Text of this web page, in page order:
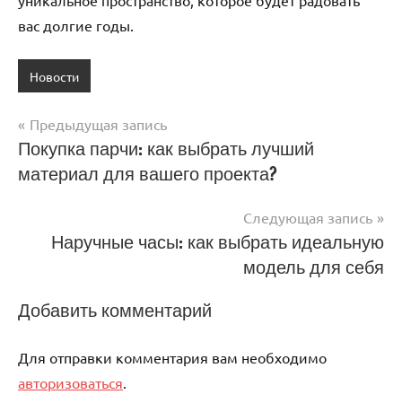
вас долгие годы.
Новости
Навигация
по
Предыдущая запись
Покупка парчи: как выбрать лучший
материал для вашего проекта?
Следующая запись
Наручные часы: как выбрать идеальную
модель для себя
Добавить комментарий
Для отправки комментария вам необходимо
авторизоваться.